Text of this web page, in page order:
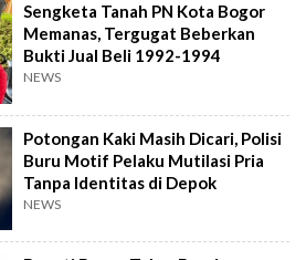
Sengketa Tanah PN Kota Bogor
Memanas, Tergugat Beberkan
Bukti Jual Beli 1992-1994
NEWS
Potongan Kaki Masih Dicari, Polisi
Buru Motif Pelaku Mutilasi Pria
Tanpa Identitas di Depok
NEWS